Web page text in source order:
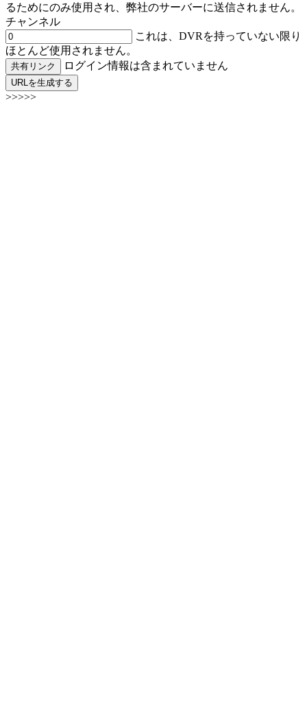
るためにのみ使用され、弊社のサーバーに送信されません。
チャンネル
これは、DVRを持っていない限り
ほとんど使用されません。
共有リンク ログイン情報は含まれていません
URLを生成する
>>>>>